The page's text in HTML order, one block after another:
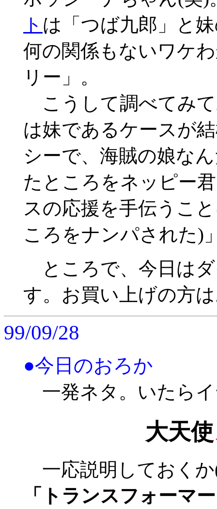
ト は「つば九郎」と
何の関係もないワケ
リー」。
こうして調べてみ
は妹であるケースが
シーで、海賊の娘な
たところをネッピー
スの応援を手伝うこ
ころをナンパされた)
ところで、今日は
す。お買い上げの方
99/09/28
●今日のおろか
一発ネタ。いたら
大天使
一応説明しておく
「トランスフォーマ